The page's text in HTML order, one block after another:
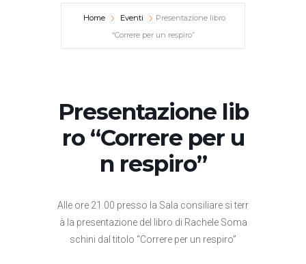
Home Eventi
Presentazione libro
“Correre per un respiro”
Presentazione lib
ro “Correre per u
n respiro”
Alle ore 21.00 presso la Sala consiliare si terr
à la presentazione del libro di Rachele Soma
schini dal titolo “Correre per un respiro”